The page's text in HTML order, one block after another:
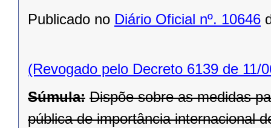
Publicado no Diário Oficial nº. 10646
(Revogado pelo Decreto 6139 de 11/
Súmula: Dispõe sobre as medidas
pública de importância internacional